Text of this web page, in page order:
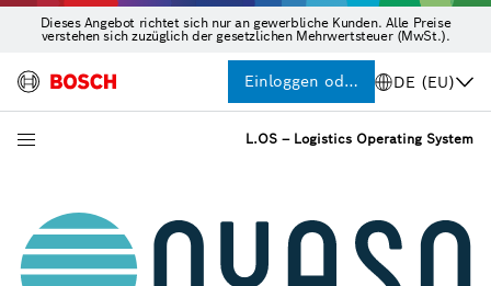
Dieses Angebot richtet sich nur an gewerbliche Kunden. Alle Preise
verstehen sich zuzüglich der gesetzlichen Mehrwertsteuer (MwSt.).
Einloggen oder Registrieren
DE (EU)
L.OS – Logistics Operating System